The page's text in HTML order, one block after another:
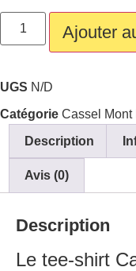
quantité
Tee-
Mont
Préféré
Ajouter
UGS N/D
Catégorie Cassel Mont
Description
Avis (0)
Description
Le tee-shirt